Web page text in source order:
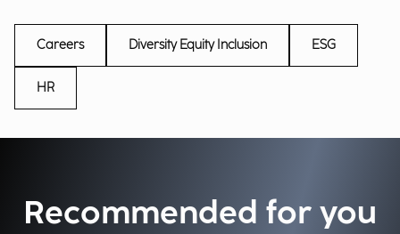
Careers Diversity Equity Inclusion ESG
HR
Recommended for you